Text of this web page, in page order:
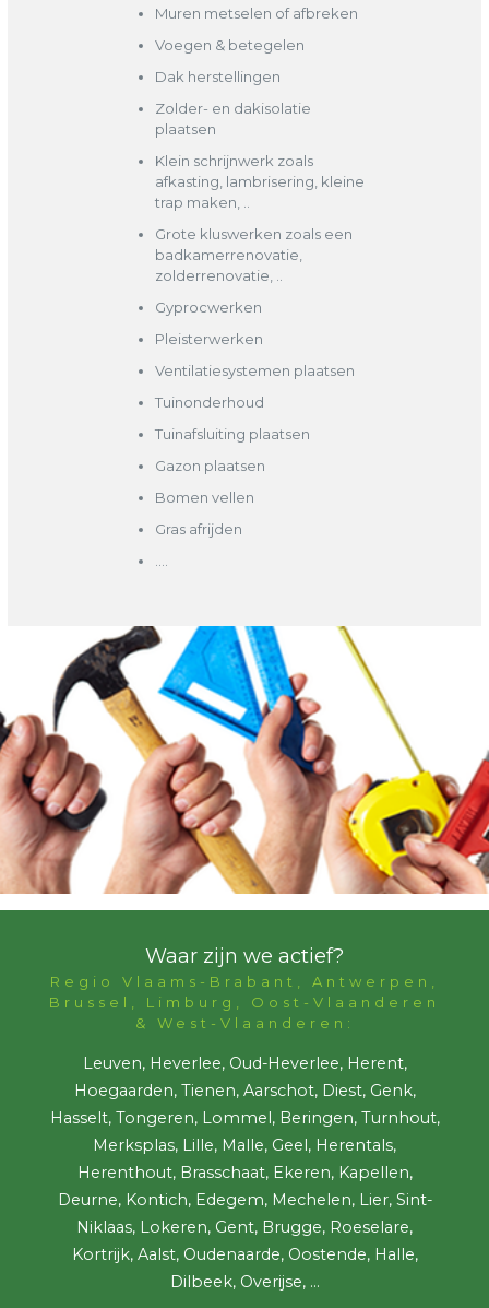
Muren metselen of afbreken
Voegen & betegelen
Dak herstellingen
Zolder- en dakisolatie
plaatsen
Klein schrijnwerk zoals
afkasting, lambrisering, kleine
trap maken, ..
Grote kluswerken zoals een
badkamerrenovatie,
zolderrenovatie, ..
Gyprocwerken
Pleisterwerken
Ventilatiesystemen plaatsen
Tuinonderhoud
Tuinafsluiting plaatsen
Gazon plaatsen
Bomen vellen
Gras afrijden
Waar zijn we actief?
Regio Vlaams-Brabant, Antwerpen,
Brussel, Limburg, Oost-Vlaanderen
& West-Vlaanderen:
Leuven, Heverlee, Oud-Heverlee, Herent,
Hoegaarden, Tienen, Aarschot, Diest, Genk,
Hasselt, Tongeren, Lommel, Beringen, Turnhout,
Merksplas, Lille, Malle, Geel, Herentals,
Herenthout, Brasschaat, Ekeren, Kapellen,
Deurne, Kontich, Edegem, Mechelen, Lier, Sint-
Niklaas, Lokeren, Gent, Brugge, Roeselare,
Kortrijk, Aalst, Oudenaarde, Oostende, Halle,
Dilbeek, Overijse, ...